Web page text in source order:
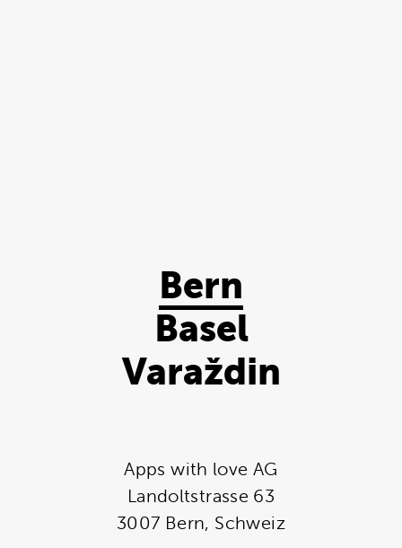
Bern
Basel
Varaždin
Apps with love AG
Landoltstrasse 63
3007 Bern, Schweiz